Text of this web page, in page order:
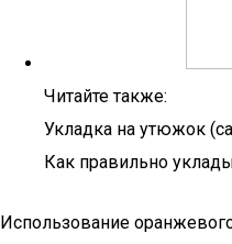
Читайте также:
Укладка на утюжок
Как правильно
Использование